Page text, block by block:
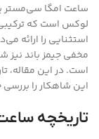
ساعت امگا سی‌مستر
لوکس است که
استثنایی را ارائه
مخفی جیمز باند
است. در این مقاله،
این شاهکار را
تاریخچه